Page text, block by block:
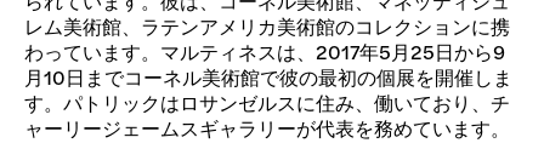
レム美術館、ラテンアメリカ美術館のコレクションに携
わっています。マルティネスは、2017年5月25日から9
月10日までコーネル美術館で彼の最初の個展を開催しま
す。パトリックはロサンゼルスに住み、働いており、チ
ャーリージェームスギャラリーが代表を務めています。